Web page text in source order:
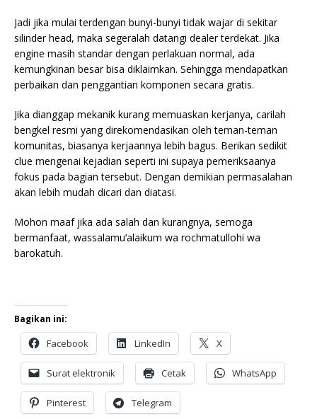
Jadi jika mulai terdengan bunyi-bunyi tidak wajar di sekitar
silinder head, maka segeralah datangi dealer terdekat. Jika
engine masih standar dengan perlakuan normal, ada
kemungkinan besar bisa diklaimkan. Sehingga mendapatkan
perbaikan dan penggantian komponen secara gratis.
Jika dianggap mekanik kurang memuaskan kerjanya, carilah
bengkel resmi yang direkomendasikan oleh teman-teman
komunitas, biasanya kerjaannya lebih bagus. Berikan sedikit
clue mengenai kejadian seperti ini supaya pemeriksaanya
fokus pada bagian tersebut. Dengan demikian permasalahan
akan lebih mudah dicari dan diatasi.
Mohon maaf jika ada salah dan kurangnya, semoga
bermanfaat, wassalamu’alaikum wa rochmatullohi wa
barokatuh.
Bagikan ini:
Facebook LinkedIn X
Surat elektronik Cetak WhatsApp
Pinterest Telegram